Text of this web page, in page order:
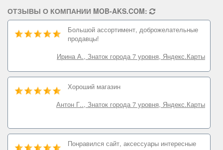
ОТЗЫВЫ О КОМПАНИИ MOB-AKS.COM:
Большой ассортимент, доброжелательные
продавцы!
Ирина А., Знаток города 7 уровня, Яндекс.Карты
Хороший магазин
Антон Г.., Знаток города 7 уровня, Яндекс.Карты
Понравился сайт, аксессуары интересные